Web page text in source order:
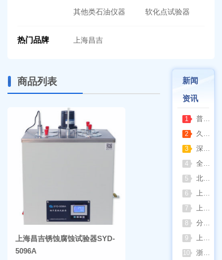
其他类石油仪器 软化点试验器
热门品牌 上海昌吉
商品列表
上海昌吉锈蚀腐蚀试验器SYD-
5096A
新闻
资讯
1 普通烘箱和耐腐蚀烘箱区分
2 久兴医疗高压蒸汽灭菌器：制药科研灭菌的可靠之选
3 深那静音超声波清洗仪：科研洁净新标准，安静高效更安心
4 全自动凯氏定氮仪测定焦炭中氮 上海纤检助力焦化行业精准检测
5 北京六一电泳仪完整选型指南（分电泳槽 + 电源两大模块，按实验场景直接匹配）
6 上海仪电吸光光度法和荧光分析法的异同
7 上海佑科GC-7860系列网络化气相色谱仪
8 分清生物安全柜与洁净工作台 苏州安泰科普两类设备差异
9 上海申安灭菌器外排、内排与干燥功能全解析
10 浙江孚夏：打造合规可靠的实验室洁净装备